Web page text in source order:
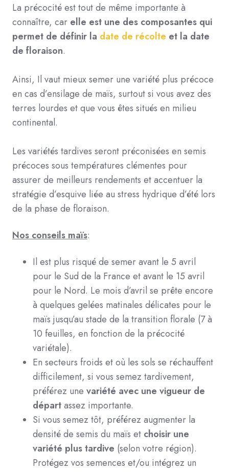
La précocité est tout de même importante à
connaître, car elle est une des composantes qui
permet de définir la date de récolte et la date
de floraison.
Ainsi, Il vaut mieux semer une variété plus précoce
en cas d’ensilage de maïs, surtout si vous avez des
terres lourdes et que vous êtes situés en milieu
continental.
Les variétés tardives seront préconisées en semis
précoces sous températures clémentes pour
assurer de meilleurs rendements et accentuer la
stratégie d’esquive liée au stress hydrique d’été lors
de la phase de floraison.
Nos conseils maïs:
Il est plus risqué de semer avant le 5 avril
pour le Sud de la France et avant le 15 avril
pour le Nord. Le mois d’avril se prête encore
à quelques gelées matinales délicates pour le
maïs jusqu’au stade de la transition florale (7 à
10 feuilles, en fonction de la précocité
variétale).
En secteurs froids et où les sols se réchauffent
difficilement, si vous semez tardivement,
préférez une variété avec une vigueur de
départassez importante.
Si vous semez tôt, préférez augmenter la
densité de semis du maïs et choisir une
variété plus tardive (selon votre région).
Protégez vos semences et/ou intégrez un